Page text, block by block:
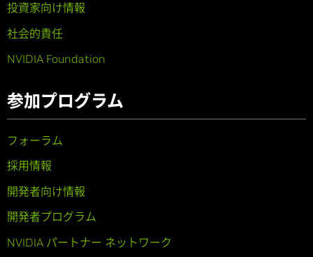
投資家向け情報
社会的責任
NVIDIA Foundation
参加プログラム
フォーラム
採用情報
開発者向け情報
開発者プログラム
NVIDIA パートナー ネットワーク